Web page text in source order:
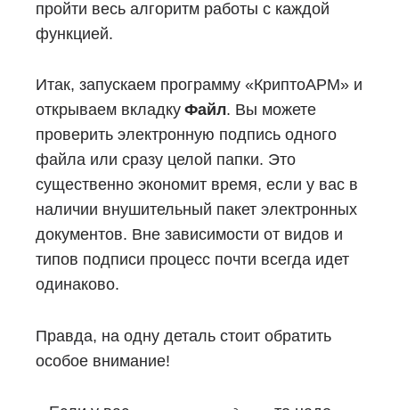
пройти весь алгоритм работы с каждой
функцией.
Итак, запускаем программу «КриптоАРМ» и
открываем вкладку Файл. Вы можете
проверить электронную подпись одного
файла или сразу целой папки. Это
существенно экономит время, если у вас в
наличии внушительный пакет электронных
документов. Вне зависимости от видов и
типов подписи процесс почти всегда идет
одинаково.
Правда, на одну деталь стоит обратить
особое внимание!